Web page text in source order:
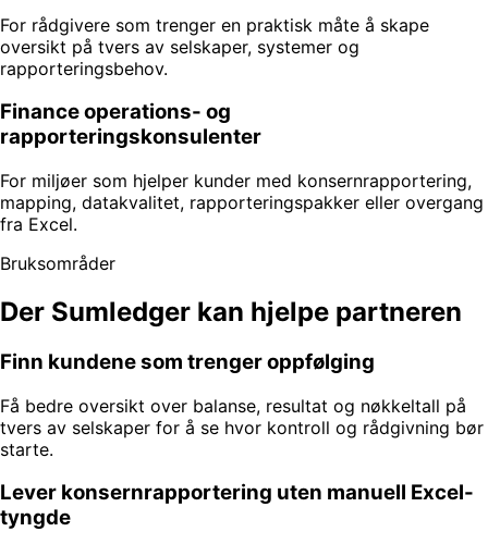
For rådgivere som trenger en praktisk måte å skape
oversikt på tvers av selskaper, systemer og
rapporteringsbehov.
Finance operations- og
rapporteringskonsulenter
For miljøer som hjelper kunder med konsernrapportering,
mapping, datakvalitet, rapporteringspakker eller overgang
fra Excel.
Bruksområder
Der Sumledger kan hjelpe partneren
Finn kundene som trenger oppfølging
Få bedre oversikt over balanse, resultat og nøkkeltall på
tvers av selskaper for å se hvor kontroll og rådgivning bør
starte.
Lever konsernrapportering uten manuell Excel-
tyngde